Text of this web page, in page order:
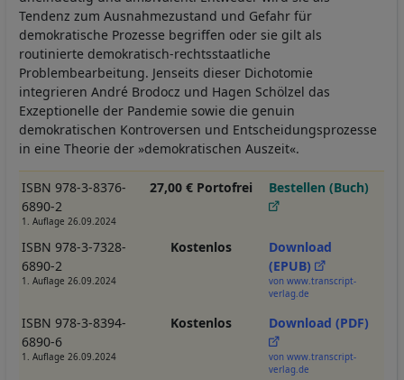
Tendenz zum Ausnahmezustand und Gefahr für
demokratische Prozesse begriffen oder sie gilt als
routinierte demokratisch-rechtsstaatliche
Problembearbeitung. Jenseits dieser Dichotomie
integrieren André Brodocz und Hagen Schölzel das
Exzeptionelle der Pandemie sowie die genuin
demokratischen Kontroversen und Entscheidungsprozesse
in eine Theorie der »demokratischen Auszeit«.
ISBN 978-3-8376-
6890-2
1. Auflage 26.09.2024
27,00 € Portofrei Bestellen (Buch)
ISBN 978-3-7328-
6890-2
1. Auflage 26.09.2024
Kostenlos
Download
(EPUB)
von www.transcript-
verlag.de
ISBN 978-3-8394-
6890-6
1. Auflage 26.09.2024
Kostenlos Download (PDF)
von www.transcript-
verlag.de